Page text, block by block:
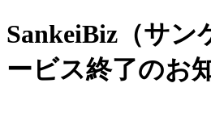
SankeiBiz（サン
ービス終了のお